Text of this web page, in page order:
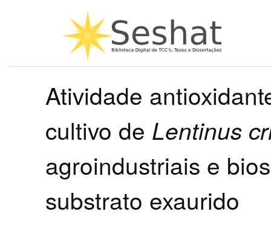
Atividade
cultivo de Lentinus
agroindustriais e
substrato exaurido